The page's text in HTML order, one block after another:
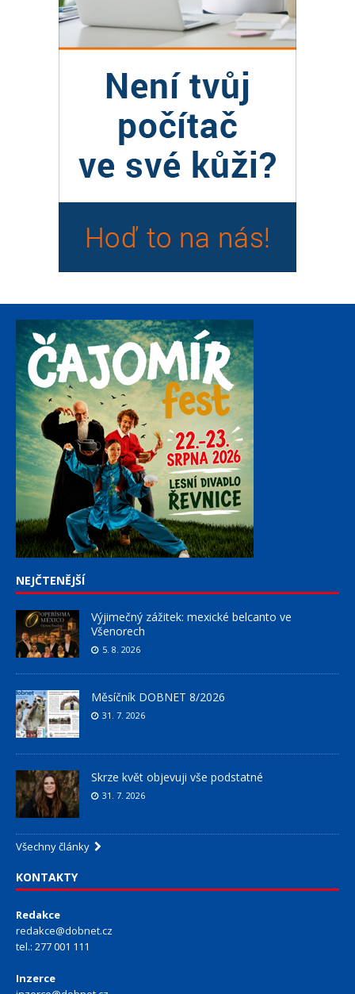
NEJČTENĚJŠÍ
Výjimečný zážitek: mexické belcanto ve
Všenorech
5. 8. 2026
Měsíčník DOBNET 8/2026
31. 7. 2026
Skrze květ objevuji vše podstatné
31. 7. 2026
Všechny články
KONTAKTY
Redakce
redakce@dobnet.cz
tel.: 277 001 111
Inzerce